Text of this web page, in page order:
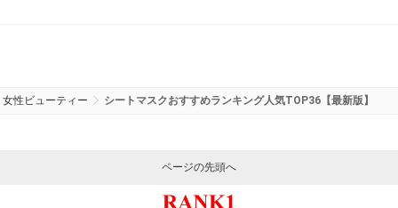
女性ビューティー シートマスクおすすめランキング人気TOP36【最新版】
ページの先頭へ